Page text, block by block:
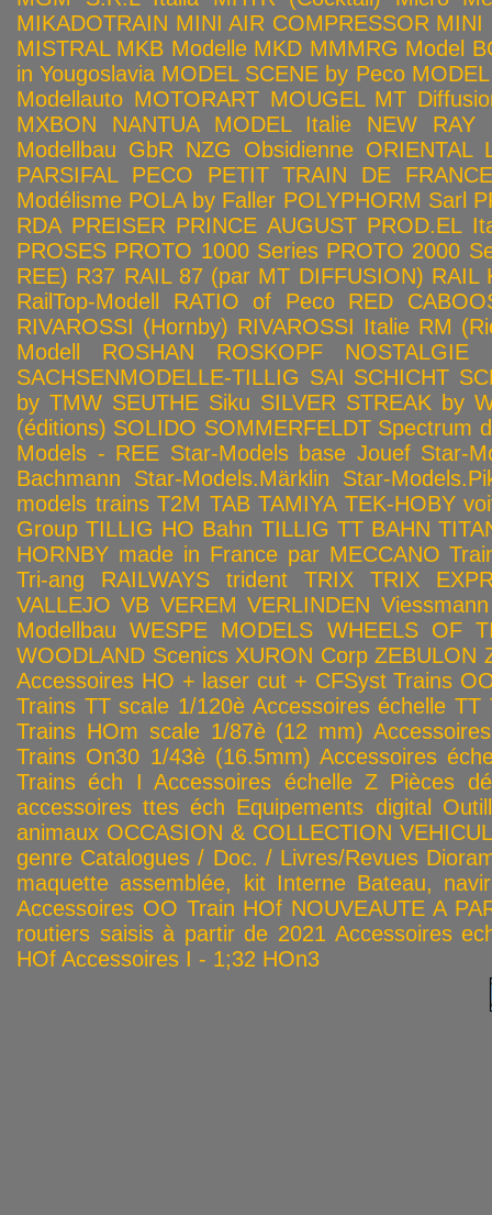
MIKADOTRAIN MINI AIR COMPRESSOR MINI
MISTRAL MKB Modelle MKD MMMRG Model
in Yougoslavia MODEL SCENE by Peco
Modellauto MOTORART MOUGEL MT
MXBON
NANTUA MODEL Italie NEW RAY
Modellbau GbR NZG Obsidienne ORIENTAL
PARSIFAL
PECO
PETIT TRAIN DE FRANCE
Modélisme POLA by Faller POLYPHORM Sarl
RDA PREISER PRINCE AUGUST PROD.EL
PROSES PROTO 1000 Series PROTO 2000
REE) R37 RAIL 87 (par MT DIFFUSION) RAIL
RailTop-Modell
RATIO of Peco
RED
RIVAROSSI (Hornby) RIVAROSSI Italie RM
Modell
ROSHAN ROSKOPF NOSTALGIE
SACHSENMODELLE-TILLIG SAI SCHICHT
by TMW SEUTHE Siku SILVER STREAK by
(éditions) SOLIDO SOMMERFELDT Spectrum
Models - REE Star-Models base Jouef Star-
Bachmann
Star-Models.Märklin
Star-
models trains T2M TAB TAMIYA TEK-HOBY
Group TILLIG HO Bahn TILLIG TT BAHN
HORNBY made in France par MECCANO
Tri-ang RAILWAYS
trident TRIX
TRIX
VALLEJO VB VEREM VERLINDEN Viessmann
Modellbau WESPE MODELS WHEELS OF
WOODLAND Scenics XURON Corp ZEBULON
Accessoires HO + laser cut + CFSyst Trains
Trains TT scale 1/120è Accessoires échelle TT
Trains HOm scale 1/87è (12 mm)
Trains On30 1/43è (16.5mm) Accessoires
Trains éch I Accessoires échelle Z Pièces
accessoires ttes éch Equipements digital
animaux OCCASION & COLLECTION
genre Catalogues / Doc. / Livres/Revues
maquette assemblée, kit Interne Bateau,
Accessoires OO Train HOf NOUVEAUTE A
routiers saisis à partir de 2021 Accessoires
HOf Accessoires I - 1;32 HOn3